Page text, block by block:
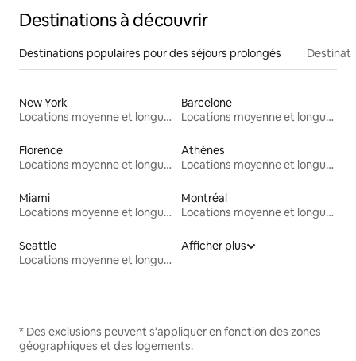
Destinations à découvrir
Destinations populaires pour des séjours prolongés
New York
Locations moyenne et longue durée
Barcelone
Locations moyenne et longue durée
Florence
Locations moyenne et longue durée
Athènes
Locations moyenne et longue durée
Miami
Locations moyenne et longue durée
Montréal
Locations moyenne et longue durée
Seattle
Locations moyenne et longue durée
Afficher plus
* Des exclusions peuvent s'appliquer en fonction des zones
géographiques et des logements.